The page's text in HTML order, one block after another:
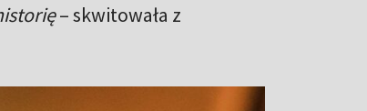
– skwitowała z